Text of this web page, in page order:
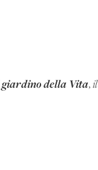
giardino della Vita, il